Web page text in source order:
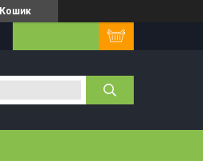
Кошик